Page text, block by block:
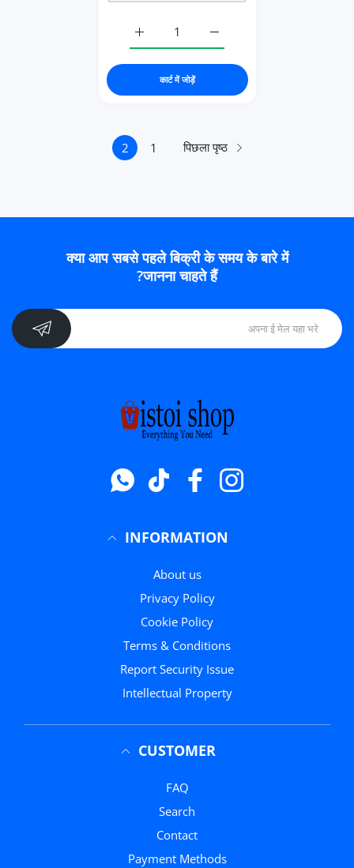
/ S के लिए मात्रा बढ़ाएँ
summer Black / S के लिए मात्रा बढ़ाएँ
कार्ट में जोड़ें
पिछला पृष्ठ
1
2
क्या आप सबसे पहले बिक्री के समय के बारे में
जानना चाहते हैं?
instagram
फेसबुक
टिक टॉक
Whatsapp
INFORMATION
About us
Privacy Policy
Cookie Policy
Terms & Conditions
Report Security Issue
Intellectual Property
CUSTOMER
FAQ
Search
Contact
Payment Methods